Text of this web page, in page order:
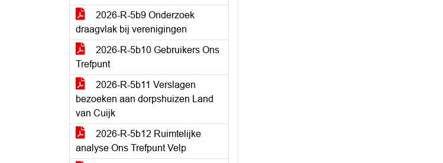
2026-R-5b9 Onderzoek
draagvlak bij verenigingen
2026-R-5b10 Gebruikers Ons
Trefpunt
2026-R-5b11 Verslagen
bezoeken aan dorpshuizen Land
van Cuijk
2026-R-5b12 Ruimtelijke
analyse Ons Trefpunt Velp